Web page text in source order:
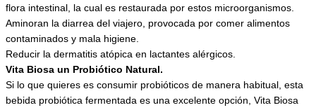
flora intestinal, la cual es restaurada por estos microorganismos.
Aminoran la diarrea del viajero, provocada por comer alimentos
contaminados y mala higiene.
Reducir la dermatitis atópica en lactantes alérgicos.
Vita Biosa un Probiótico Natural.
Si lo que quieres es consumir probióticos de manera habitual, esta
bebida probiótica fermentada es una excelente opción, Vita Biosa